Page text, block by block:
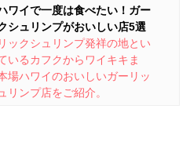
ワイで一度は食べたい！ガー
シュリンプがおいしい店5選
ックシュリンプ発祥の地とい
いるカフクからワイキキま
場ハワイのおいしいガーリッ
リンプ店をご紹介。